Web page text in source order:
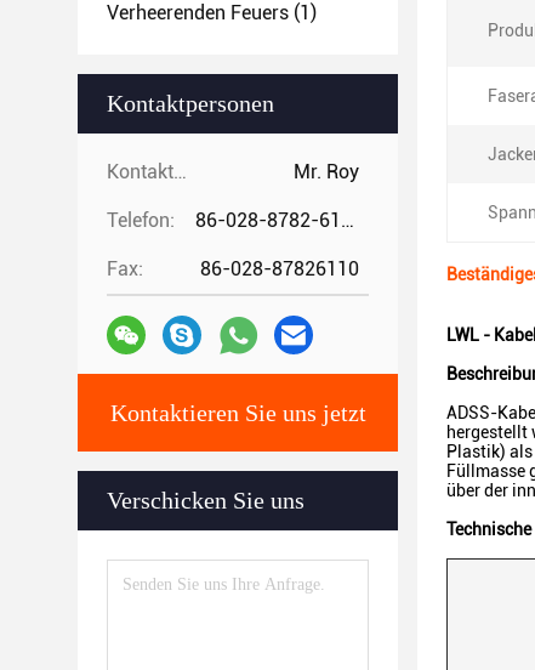
Verheerenden Feuers (1)
Kontaktpersonen
Kontaktpersonen: Mr. Roy
Telefon: 86-028-8782-6112
Fax: 86-028-87826110
Kontaktieren Sie uns jetzt
Verschicken Sie uns
LWL -
ADSS-
hergestellt
Plastik)
Füllmasse
über der